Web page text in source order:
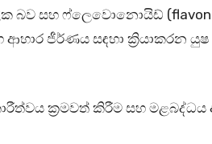
බව සහ ෆ්ලෙවොනොයිඩ්
ආහාර ජීර්ණය සඳහා ක්‍රියාකරන
ක්‍රමවත් කිරීම සහ